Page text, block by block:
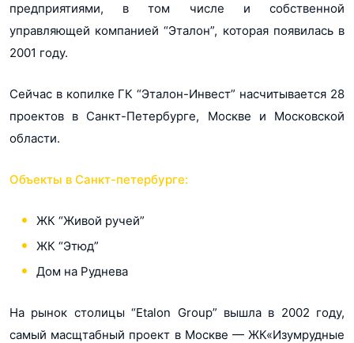
предприятиями, в том числе и собственной
управляющей компанией “Эталон”, которая появилась в
2001 году.
Сейчас в копилке ГК “Эталон-Инвест” насчитывается 28
проектов в Санкт-Петербурге, Москве и Московской
области.
Объекты в Санкт-петербурге:
ЖК “Живой ручей”
ЖК “Этюд”
Дом на Руднева
На рынок столицы “Etalon Group” вышла в 2002 году,
самый масщтабный проект в Москве — ЖК«Изумрудные